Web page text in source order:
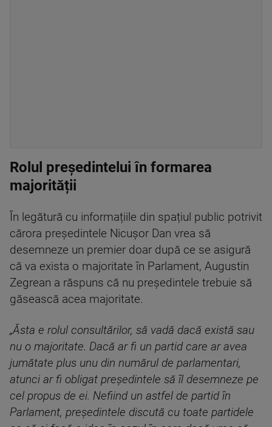
Rolul președintelui în formarea
majorității
În legătură cu informațiile din spațiul public potrivit
cărora președintele Nicușor Dan vrea să
desemneze un premier doar după ce se asigură
că va exista o majoritate în Parlament, Augustin
Zegrean a răspuns că nu președintele trebuie să
găsească acea majoritate.
„Ăsta e rolul consultărilor, să vadă dacă există sau
nu o majoritate. Dacă ar fi un partid care ar avea
jumătate plus unu din numărul de parlamentari,
atunci ar fi obligat președintele să îl desemneze pe
cel propus de ei. Nefiind un astfel de partid în
Parlament, președintele discută cu toate partidele